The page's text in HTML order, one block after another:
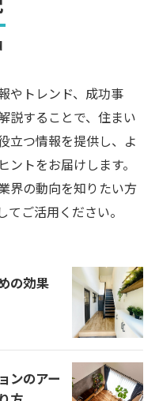
やトレンド、成功事
説することで、住まい
立つ情報を提供し、よ
トをお届けします。
界の動向を知りたい方
ご活用ください。
の効果
ンのアー